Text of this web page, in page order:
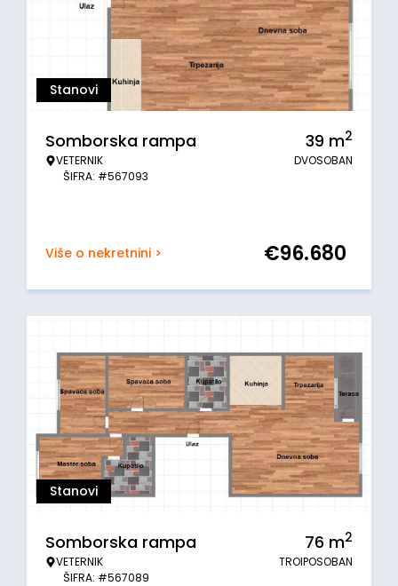
Stanovi
Somborska rampa
VETERNIK
ŠIFRA: #567093
39 m2
DVOSOBAN
Više o nekretnini > €96.680
Stanovi
Somborska rampa
VETERNIK
ŠIFRA: #567089
76 m2
TROIPOSOBAN